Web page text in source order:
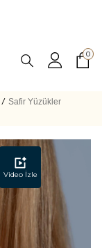
0
/ Safir Yüzükler
Video İzle